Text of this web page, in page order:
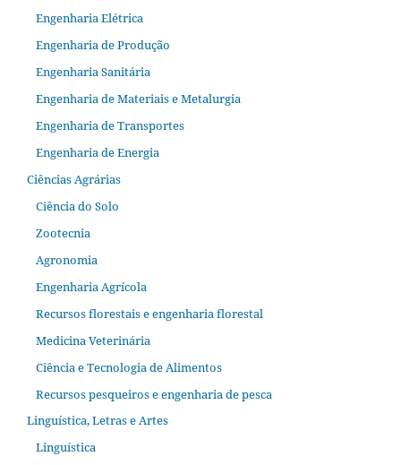
Engenharia Elétrica
Engenharia de Produção
Engenharia Sanitária
Engenharia de Materiais e Metalurgia
Engenharia de Transportes
Engenharia de Energia
Ciências Agrárias
Ciência do Solo
Zootecnia
Agronomia
Engenharia Agrícola
Recursos florestais e engenharia florestal
Medicina Veterinária
Ciência e Tecnologia de Alimentos
Recursos pesqueiros e engenharia de pesca
Linguística, Letras e Artes
Linguística